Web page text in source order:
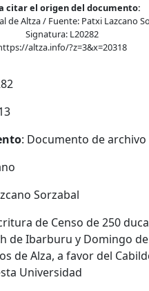
citar el origen del documento:
de Altza / Fuente: Patxi Lazcano
Signatura: L20282
altza.info/?z=3&x=20318
: Documento de archivo
Sorzabal
de Censo de 250
de Ibarburu y Domingo
de Alza, a favor del
Universidad